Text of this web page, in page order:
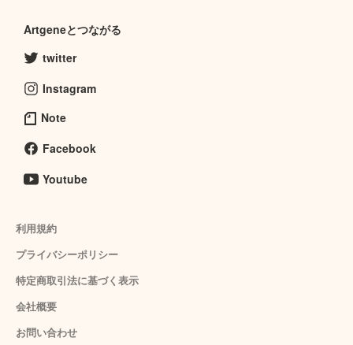
Artgeneとつながる
twitter
Instagram
Note
Facebook
Youtube
利用規約
プライバシーポリシー
特定商取引法に基づく表示
会社概要
お問い合わせ